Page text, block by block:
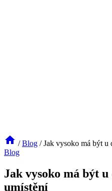
/ Blog / Jak vysoko má být
Blog
Jak vysoko má být
umístění